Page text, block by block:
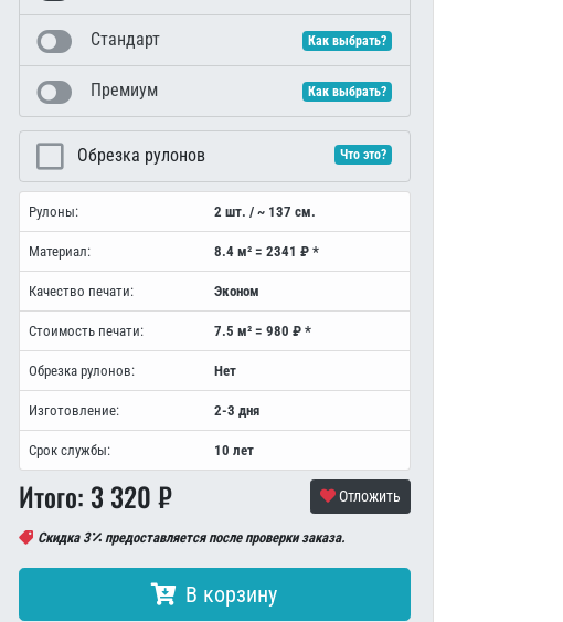
Стандарт Как выбрать?
Премиум Как выбрать?
Обрезка рулонов Что это?
Рулоны: 2 шт. / ~ 137 см.
Материал: 8.4 м² = 2341 ₽ *
Качество печати: Эконом
Стоимость печати: 7.5 м² = 980 ₽ *
Обрезка рулонов: Нет
Изготовление: 2-3 дня
Срок службы: 10 лет
Итого: 3 320₽ Отложить
Скидка 3 предоставляется после проверки заказа.
В корзину